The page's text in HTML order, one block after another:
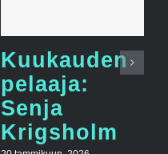
Kuukauden
pelaaja:
Senja
Krigsholm